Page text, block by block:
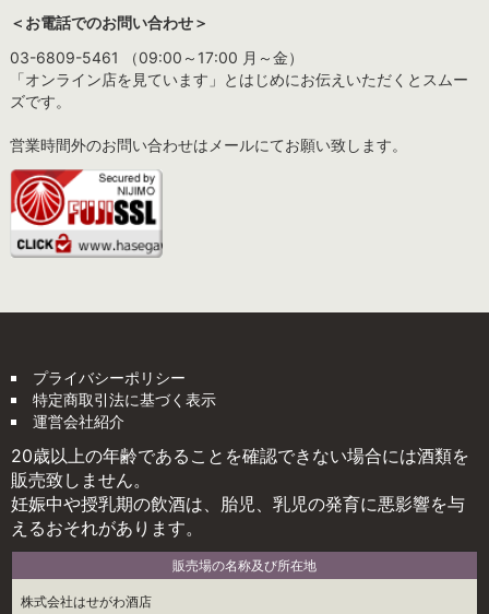
＜お電話でのお問い合わせ＞
03-6809-5461 （09:00～17:00 月～金）
「オンライン店を見ています」とはじめにお伝えいただくとスムー
ズです。
営業時間外のお問い合わせはメールにてお願い致します。
プライバシーポリシー
特定商取引法に基づく表示
運営会社紹介
20歳以上の年齢であることを確認できない場合には酒類を
販売致しません。
妊娠中や授乳期の飲酒は、胎児、乳児の発育に悪影響を与
えるおそれがあります。
販売場の名称及び所在地
株式会社はせがわ酒店